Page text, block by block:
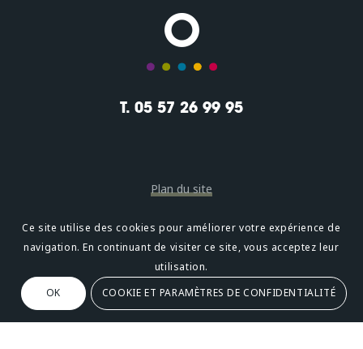
T. 05 57 26 99 95
Plan du site
Mentions légales
Confidentialité
Oméni2, avenue Léonard de Vinci 33600 PESSAC
Ce site utilise des cookies pour améliorer votre expérience de
navigation. En continuant de visiter ce site, vous acceptez leur
utilisation.
OK
COOKIE ET PARAMÈTRES DE CONFIDENTIALITÉ